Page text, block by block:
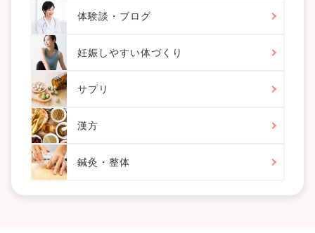
体験談・ブログ
妊娠しやすい体づくり
サプリ
漢方
鍼灸・整体